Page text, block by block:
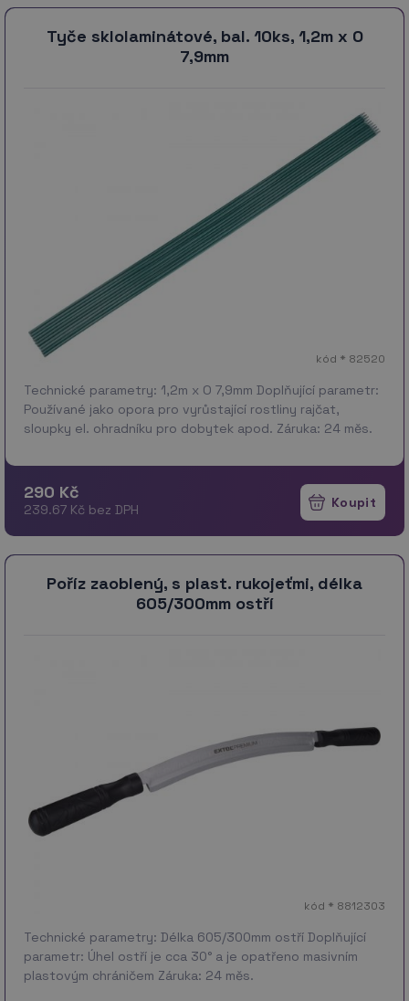
Tyče sklolaminátové, bal. 10ks, 1,2m x O
7,9mm
kód * 82520
Technické parametry: 1,2m x O 7,9mm Doplňující parametr:
Používané jako opora pro vyrůstající rostliny rajčat,
sloupky el. ohradníku pro dobytek apod. Záruka: 24 měs.
290 Kč
239.67 Kč bez DPH
Poříz zaoblený, s plast. rukojeťmi, délka
605/300mm ostří
kód * 8812303
Technické parametry: Délka 605/300mm ostří Doplňující
parametr: Úhel ostří je cca 30° a je opatřeno masivním
plastovým chráničem Záruka: 24 měs.